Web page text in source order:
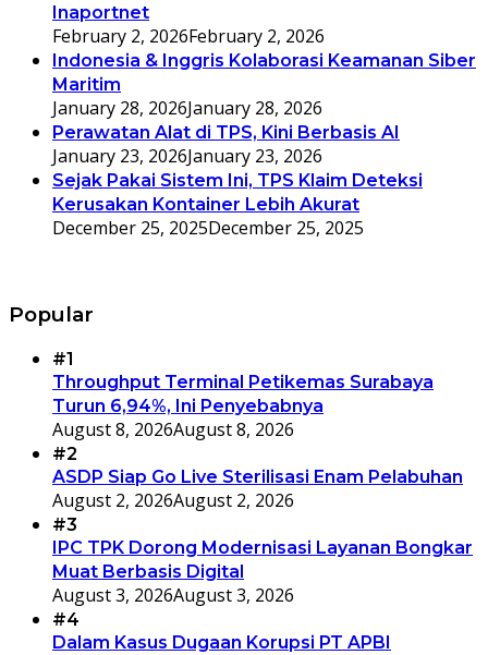
Inaportnet
February 2, 2026February 2, 2026
Indonesia & Inggris Kolaborasi Keamanan Siber
Maritim
January 28, 2026January 28, 2026
Perawatan Alat di TPS, Kini Berbasis AI
January 23, 2026January 23, 2026
Sejak Pakai Sistem Ini, TPS Klaim Deteksi
Kerusakan Kontainer Lebih Akurat
December 25, 2025December 25, 2025
Popular
#1
Throughput Terminal Petikemas Surabaya
Turun 6,94%, Ini Penyebabnya
August 8, 2026August 8, 2026
#2
ASDP Siap Go Live Sterilisasi Enam Pelabuhan
August 2, 2026August 2, 2026
#3
IPC TPK Dorong Modernisasi Layanan Bongkar
Muat Berbasis Digital
August 3, 2026August 3, 2026
#4
Dalam Kasus Dugaan Korupsi PT APBI